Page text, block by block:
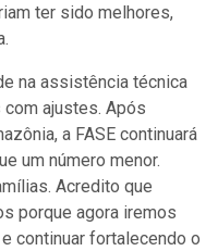
ter sido melhores,
na assistência técnica
ajustes. Após
a FASE continuará
um número menor.
Acredito que
porque agora iremos
continuar fortalecendo o